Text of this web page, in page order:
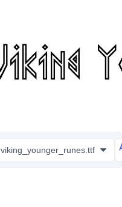
viking_younger_runes.ttf